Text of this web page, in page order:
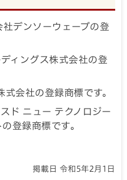
社デンソーウェーブの登
ィングス株式会社の登
会社の登録商標です。
ド ニュー テクノロジー
登録商標です。
掲載日 令和5年2月1日